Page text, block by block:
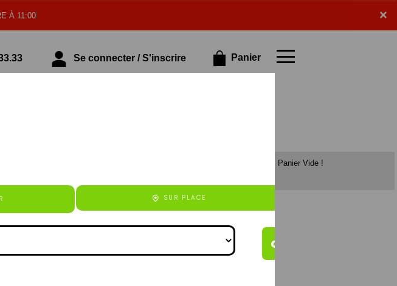
×
À 11:00
Se connecter / S'inscrire Panier
×
Panier Vide !